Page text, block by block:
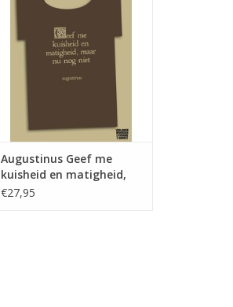
(354 – 430)
TOEVOEGEN AAN WINKELWAGEN
Augustinus Geef me
kuisheid en matigheid,
maar nu nog niet ♂
€27,95